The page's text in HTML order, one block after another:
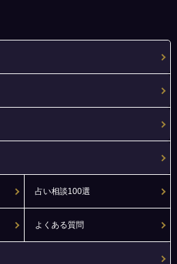
占い相談100選
よくある質問